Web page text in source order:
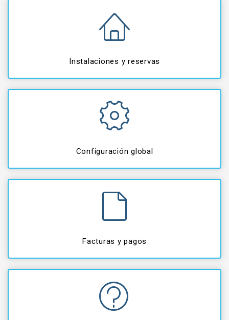
Instalaciones y reservas
Configuración global
Facturas y pagos